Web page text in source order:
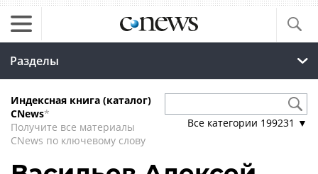
Разделы
Индексная книга (каталог)
CNews*
Получите все материалы
CNews по ключевому слову
Все категории 199231 ▼